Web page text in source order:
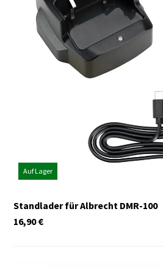
Auf Lager
Standlader für Albrecht DMR-100
€
16,90